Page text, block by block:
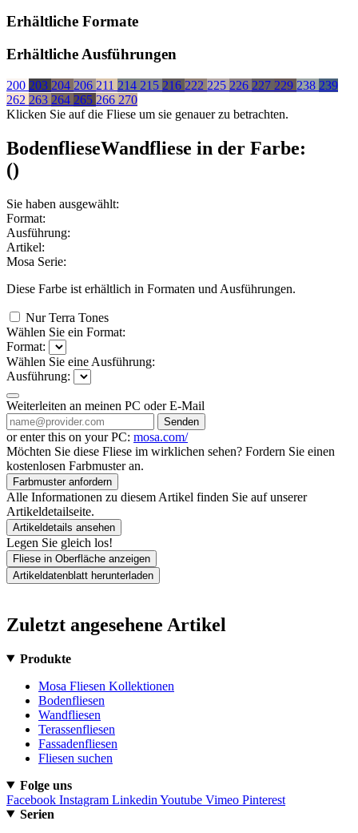
Erhältliche Formate
Erhältliche Ausführungen
200 203 204 206 211 214 215 216 222 225 226 227 229 238 239
262 263 264 265 266 270
Klicken Sie auf die Fliese um sie genauer zu betrachten.
BodenflieseWandfliese in der Farbe:
()
Sie haben ausgewählt:
Format:
Ausführung:
Artikel:
Mosa Serie:
Diese Farbe ist erhältlich in Formaten und Ausführungen.
Nur Terra Tones
Wählen Sie ein Format:
Format:
Wählen Sie eine Ausführung:
Ausführung:
Weiterleiten an meinen PC oder E-Mail
Senden
or enter this on your PC: mosa.com/
Möchten Sie diese Fliese im wirklichen sehen? Fordern Sie einen
kostenlosen Farbmuster an.
Farbmuster anfordern
Alle Informationen zu diesem Artikel finden Sie auf unserer
Artikeldetailseite.
Artikeldetails ansehen
Legen Sie gleich los!
Fliese in Oberfläche anzeigen
Artikeldatenblatt herunterladen
Zuletzt angesehene Artikel
Produkte
Mosa Fliesen Kollektionen
Bodenfliesen
Wandfliesen
Terassenfliesen
Fassadenfliesen
Fliesen suchen
Folge uns
Facebook Instagram Linkedin Youtube Vimeo Pinterest
Serien